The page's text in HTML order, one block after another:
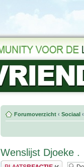
Forumoverzicht ‹ Sociaal ‹
Wenslijst Djoeke .
Plaats een reactie